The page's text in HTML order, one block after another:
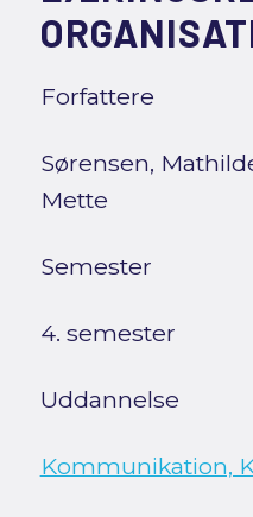
Forfattere
Sørensen,
Mette
Semester
4. semester
Uddannelse
Kommunikation,